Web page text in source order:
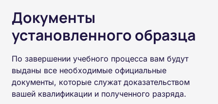
Документы
установленного образца
По завершении учебного процесса вам будут
выданы все необходимые официальные
документы, которые служат доказательством
вашей квалификации и полученного разряда.